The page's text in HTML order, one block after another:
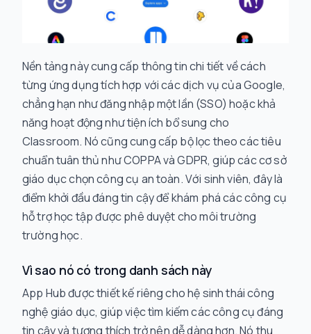
Nền tảng này cung cấp thông tin chi tiết về cách
từng ứng dụng tích hợp với các dịch vụ của Google,
chẳng hạn như đăng nhập một lần (SSO) hoặc khả
năng hoạt động như tiện ích bổ sung cho
Classroom. Nó cũng cung cấp bộ lọc theo các tiêu
chuẩn tuân thủ như COPPA và GDPR, giúp các cơ sở
giáo dục chọn công cụ an toàn. Với sinh viên, đây là
điểm khởi đầu đáng tin cậy để khám phá các công cụ
hỗ trợ học tập được phê duyệt cho môi trường
trường học.
Vì sao nó có trong danh sách này
App Hub được thiết kế riêng cho hệ sinh thái công
nghệ giáo dục, giúp việc tìm kiếm các công cụ đáng
tin cậy và tương thích trở nên dễ dàng hơn. Nó thu